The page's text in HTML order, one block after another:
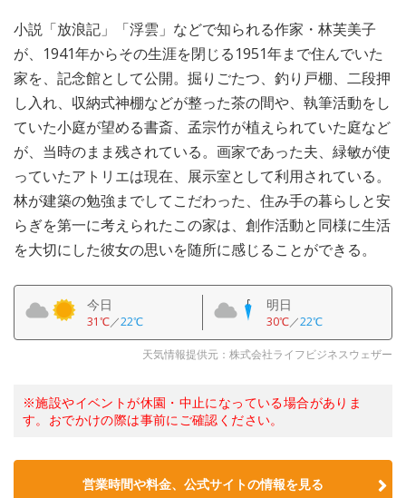
小説「放浪記」「浮雲」などで知られる作家・林芙美子
が、1941年からその生涯を閉じる1951年まで住んでいた
家を、記念館として公開。掘りごたつ、釣り戸棚、二段押
し入れ、収納式神棚などが整った茶の間や、執筆活動をし
ていた小庭が望める書斎、孟宗竹が植えられていた庭など
が、当時のまま残されている。画家であった夫、緑敏が使
っていたアトリエは現在、展示室として利用されている。
林が建築の勉強までしてこだわった、住み手の暮らしと安
らぎを第一に考えられたこの家は、創作活動と同様に生活
を大切にした彼女の思いを随所に感じることができる。
今日
31℃／22℃
明日
30℃／22℃
天気情報提供元：株式会社ライフビジネスウェザー
※施設やイベントが休園・中止になっている場合がありま
す。おでかけの際は事前にご確認ください。
営業時間や料金、公式サイトの情報を見る